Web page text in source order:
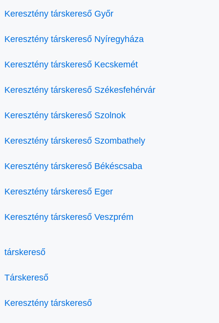
Keresztény társkereső Győr
Keresztény társkereső Nyíregyháza
Keresztény társkereső Kecskemét
Keresztény társkereső Székesfehérvár
Keresztény társkereső Szolnok
Keresztény társkereső Szombathely
Keresztény társkereső Békéscsaba
Keresztény társkereső Eger
Keresztény társkereső Veszprém
társkereső
Társkereső
Keresztény társkereső